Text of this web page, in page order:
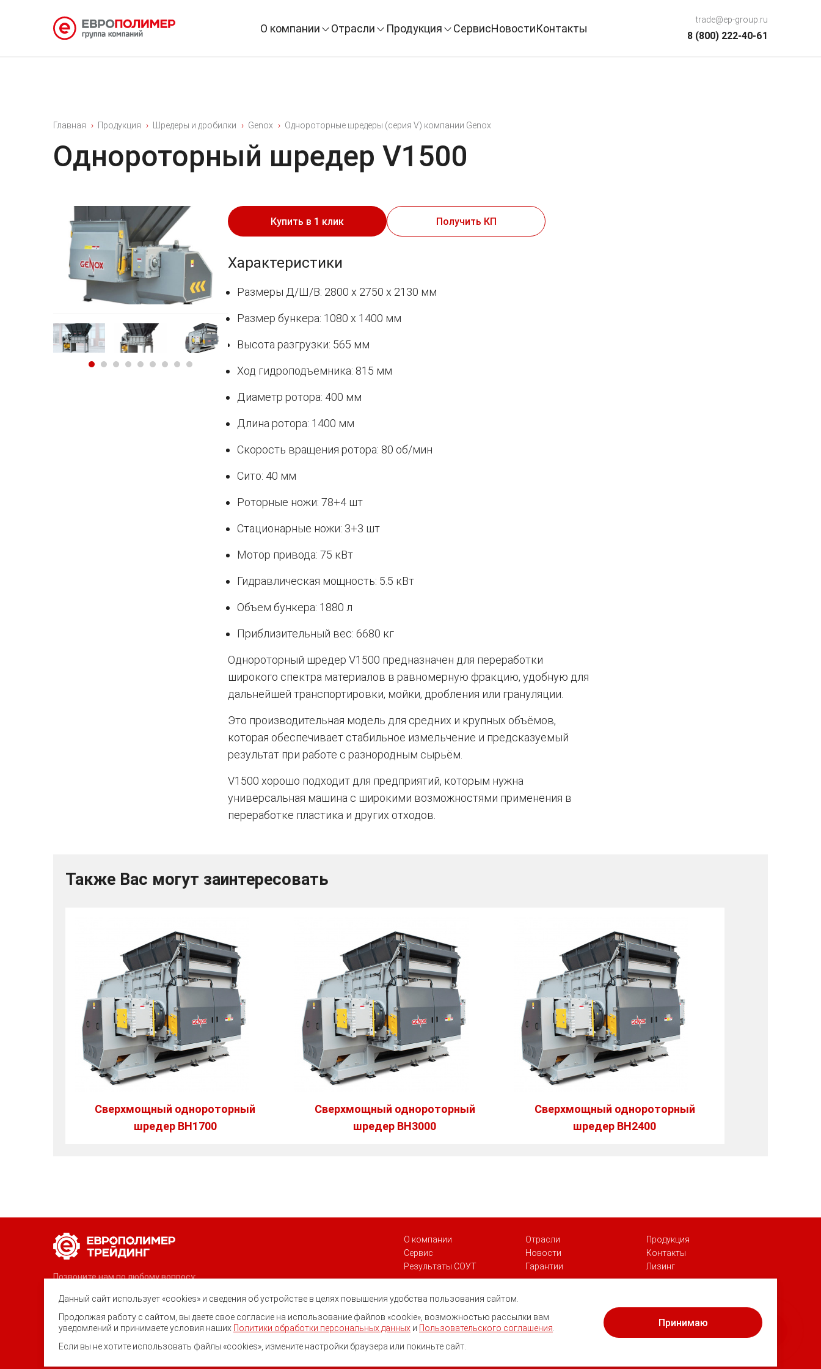
Здравствуйте! Готов помочь Вам.
Напишите мне, если у Вас появятся
вопросы.
О компании Отрасли Продукция СервисНовостиКонтакты
trade@ep-group.ru
8 (800) 222-40-61
Главная Продукция Шредеры и дробилки Genox Однороторные шредеры (серия V) компании Genox
Однороторный шредер V1500
Купить в 1 клик Получить КП
Характеристики
Размеры Д/Ш/В: 2800 x 2750 x 2130 мм
Размер бункера: 1080 x 1400 мм
Высота разгрузки: 565 мм
Ход гидроподъемника: 815 мм
Диаметр ротора: 400 мм
Длина ротора: 1400 мм
Скорость вращения ротора: 80 об/мин
Сито: 40 мм
Роторные ножи: 78+4 шт
Стационарные ножи: 3+3 шт
Мотор привода: 75 кВт
Гидравлическая мощность: 5.5 кВт
Объем бункера: 1880 л
Приблизительный вес: 6680 кг
Однороторный шредер V1500 предназначен для переработки
широкого спектра материалов в равномерную фракцию, удобную для
дальнейшей транспортировки, мойки, дробления или грануляции.
Это производительная модель для средних и крупных объёмов,
которая обеспечивает стабильное измельчение и предсказуемый
результат при работе с разнородным сырьём.
V1500 хорошо подходит для предприятий, которым нужна
универсальная машина с широкими возможностями применения в
переработке пластика и других отходов.
Также Вас могут заинтересовать
Сверхмощный однороторный
шредер BH1700
Сверхмощный однороторный
шредер BH3000
Сверхмощный однороторный
шредер BH2400
Позвоните нам по любому вопросу:
8 (800) 222-40-61
Ростов-на-Дону, ул. Вавилова, 59
О компании Отрасли
Продукция
Сервис
Новости
Контакты
Результаты СОУТ
Гарантии Лизинг
Данный сайт использует «cookies» и сведения об устройстве в целях повышения удобства пользования сайтом.
Продолжая работу с сайтом, вы даете свое согласие на использование файлов «cookie», возможностью рассылки вам
уведомлений и принимаете условия наших Политики обработки персональных данных и Пользовательского соглашения
Если вы не хотите использовать файлы «cookies», измените настройки браузера или покиньте сайт.
Принимаю